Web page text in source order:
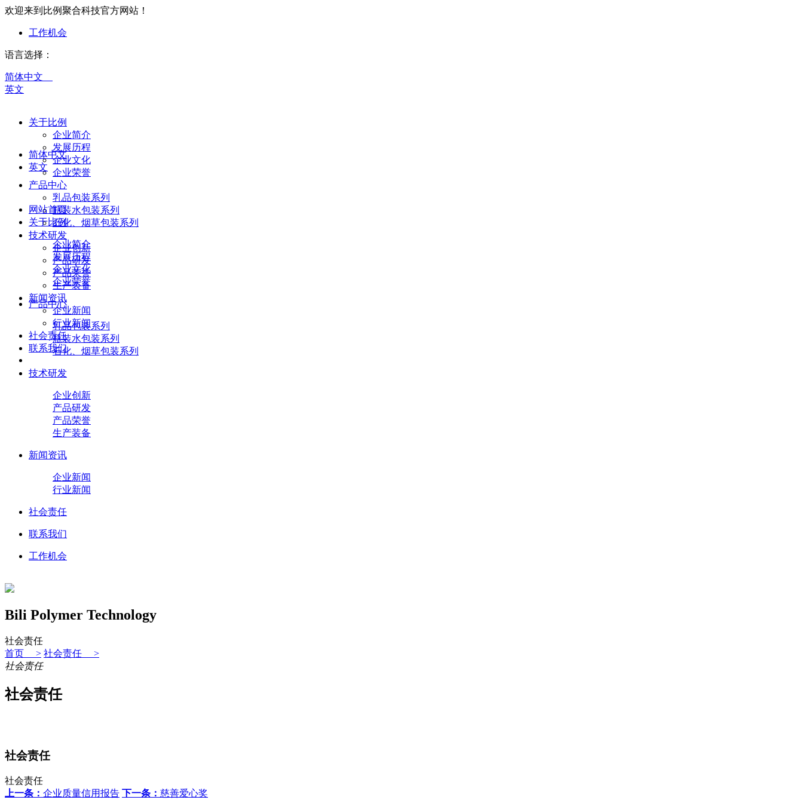
欢迎来到比例聚合科技官方网站！
工作机会
语言选择：
简体中文
英文
关于比例
企业简介
发展历程
企业文化
企业荣誉
产品中心
乳品包装系列
瓶装水包装系列
石化、烟草包装系列
技术研发
企业创新
产品研发
产品荣誉
生产装备
新闻资讯
企业新闻
行业新闻
社会责任
联系我们
简体中文
英文
网站首页
关于比例
企业简介
发展历程
企业文化
企业荣誉
产品中心
乳品包装系列
瓶装水包装系列
石化、烟草包装系列
技术研发
企业创新
产品研发
产品荣誉
生产装备
新闻资讯
企业新闻
行业新闻
社会责任
联系我们
工作机会
Bili Polymer Technology
社会责任
首页 > 社会责任 >
社会责任
社会责任
社会责任
社会责任
上一条： 企业质量信用报告 下一条： 慈善爱心奖